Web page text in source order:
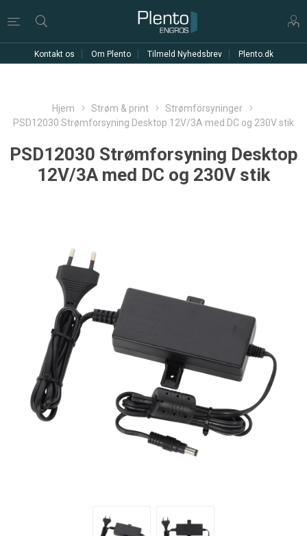
Kontakt os Om Plento Tilmeld Nyhedsbrev Plento.dk
Hjem Strøm & print
Strømforsyninger
PSD12030 Strømforsyning Desktop 12V/3A med DC og 230V stik
PSD12030 Strømforsyning Desktop
12V/3A med DC og 230V stik